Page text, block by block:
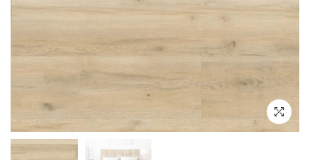
REFERENCE